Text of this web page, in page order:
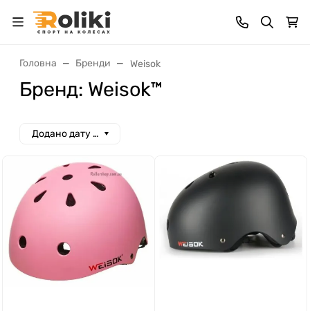
Головна Бренди Weisok
Бренд: Weisok™
Додано дату спад